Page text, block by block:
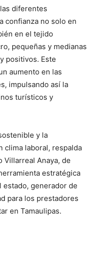
diferentes
confianza no solo en
en el tejido
pequeñas y medianas
positivos. Este
aumento en las
impulsando así la
turísticos y
y la
clima laboral, respalda
Villarreal Anaya, de
estratégica
estado, generador de
para los prestadores
en Tamaulipas.